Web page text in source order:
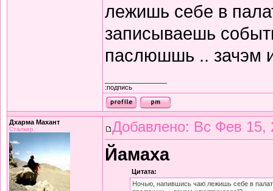
лежишь себе в
записываешь
паслюшшь .. зачэм
:подпись
Дхарма Махант
Сталкер. Добавлено: Вс Фев 15,
Йамаха
Цитата:
Ночью, напившись чаю лежишь себе в